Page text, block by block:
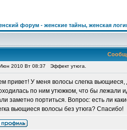
форум - женские тайны, женская
2010 Вт 08:37 Эффект утюга.
привет! У меня волосы слегка
по ним утюжком, что бы лежали
заметно портиться. Вопрос: есть ли
вьющиеся волосы без утюга? Спасибо!